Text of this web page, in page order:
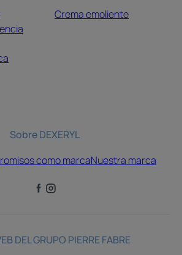
Crema emoliente
Sobre DEXERYL
como marcaNuestra marca
DEL GRUPO PIERRE FABRE